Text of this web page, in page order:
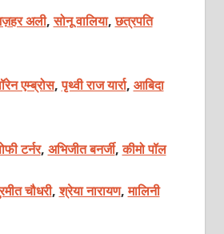
अली,सोनू वालिया,छत्रपति
एम्ब्रोस,पृथ्वी राज यार्रा, आबिदा
टर्नर, अभिजीत बनर्जी,कीमो पॉल
चौधरी,श्रेया नारायण,मालिनी